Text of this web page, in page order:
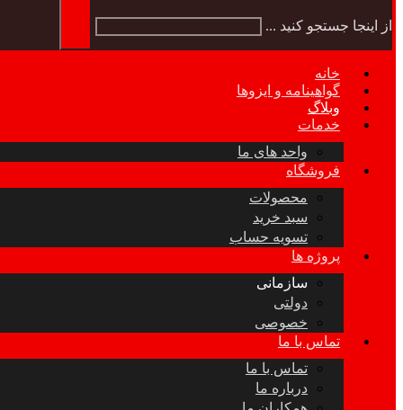
از اینجا جستجو کنید ...
خانه
گواهینامه و ایزوها
وبلاگ
خدمات
واحد های ما
فروشگاه
محصولات
سبد خرید
تسویه حساب
پروژه ها
سازمانی
دولتی
خصوصی
تماس با ما
تماس با ما
درباره ما